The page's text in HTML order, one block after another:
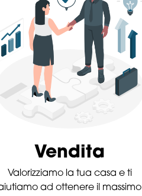
Vendita
Valorizziamo la tua casa e ti
ad ottenere il massimo